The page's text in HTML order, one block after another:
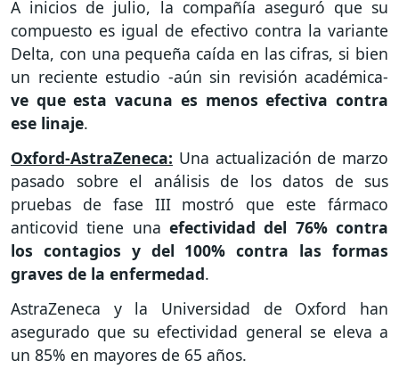
A inicios de julio, la compañía aseguró que su
compuesto es igual de efectivo contra la variante
Delta, con una pequeña caída en las cifras, si bien
un reciente estudio -aún sin revisión académica-
ve que esta vacuna es menos efectiva contra
ese linaje.
Oxford-AstraZeneca: Una actualización de marzo
pasado sobre el análisis de los datos de sus
pruebas de fase III mostró que este fármaco
anticovid tiene una efectividad del 76% contra
los contagios y del 100% contra las formas
graves de la enfermedad.
AstraZeneca y la Universidad de Oxford han
asegurado que su efectividad general se eleva a
un 85% en mayores de 65 años.